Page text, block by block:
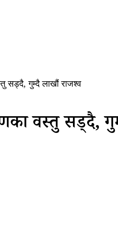
सड्दै, गुम्दै लाखौं राजश्व
वस्तु सड्दै,